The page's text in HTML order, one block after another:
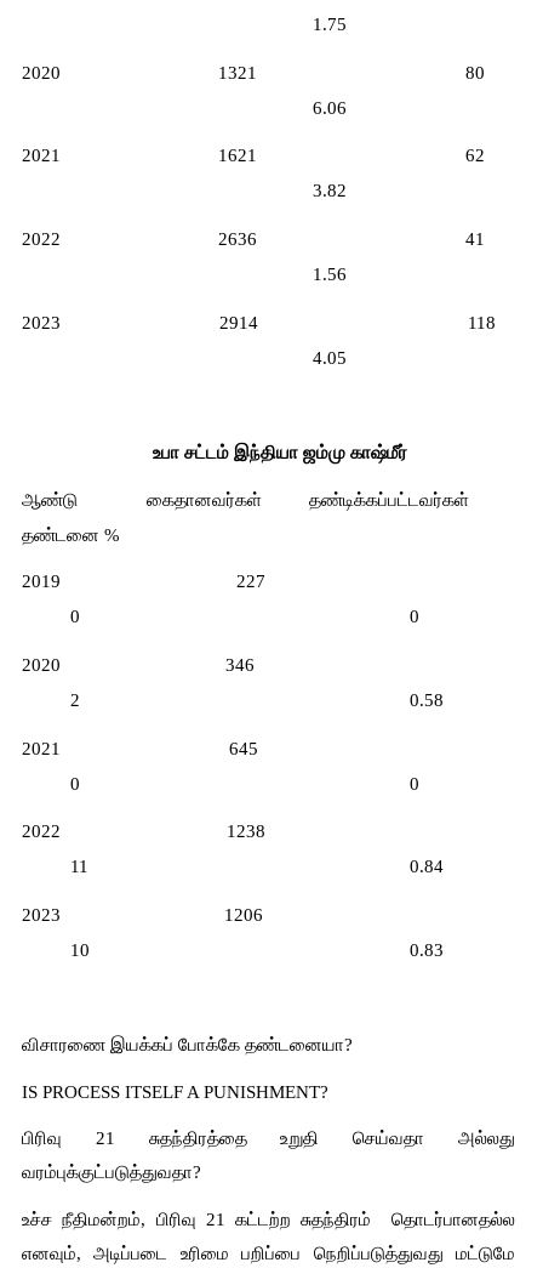
1.75
2020 1321
6.06
2021 1621
3.82
2022 2636
1.56
2023 2914
4.05
உபா சட்டம் இந்தியா ஜம்மு காஷ்மீர்
ஆண்டு கைதானவர்கள்
தண்டிக்கப்பட்டவர்கள்
தண்டனை %
2019
227
0
0
2020
346
2
0.58
2021
645
0
0
2022
1238
11
0.84
2023
1206
10
0.83
விசாரணை இயக்கப் போக்கே தண்டனையா?
IS PROCESS ITSELF A PUNISHMENT?
பிரிவு 21 சுதந்திரத்தை உறுதி செய்வதா அல்லது
வரம்புக்குட்படுத்துவதா?
உச்ச நீதிமன்றம், பிரிவு 21 கட்டற்ற சுதந்திரம்  தொடர்பானதல்ல
எனவும், அடிப்படை உரிமை பறிப்பை நெறிப்படுத்துவது மட்டுமே